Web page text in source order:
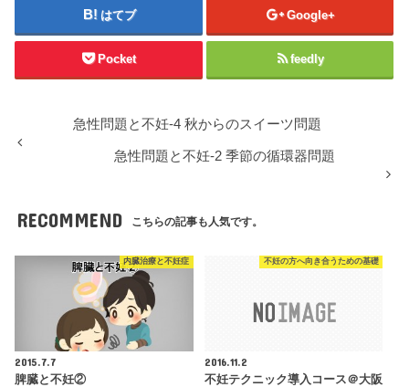
はてブ Google+
Pocket feedly
急性問題と不妊-4 秋からのスイーツ問題
急性問題と不妊-2 季節の循環器問題
RECOMMEND こちらの記事も人気です。
内臓治療と不妊症
2015.7.7
脾臓と不妊②
不妊の方へ向き合うための基礎
2016.11.2
不妊テクニック導入コース＠大阪